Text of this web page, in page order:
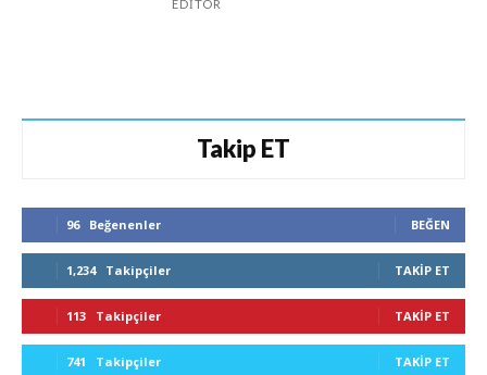
EDITÖR
Takip ET
96 Beğenenler BEĞEN
1,234 Takipçiler TAKIP ET
113 Takipçiler TAKIP ET
741 Takipçiler TAKIP ET